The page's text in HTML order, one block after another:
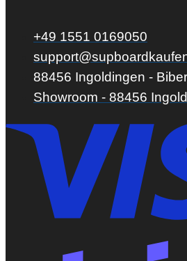
+49 1551 0169050
88456 Ingoldingen -
Showroom - 88456